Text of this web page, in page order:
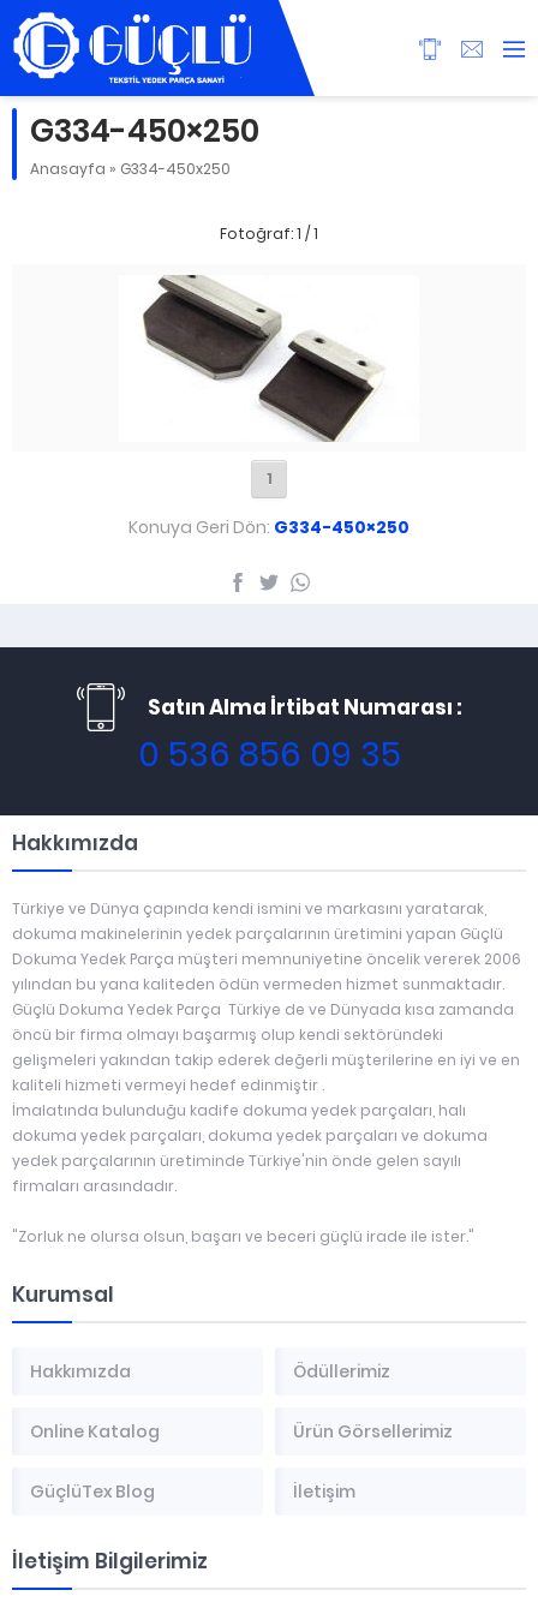
G334-450×250
Anasayfa » G334-450x250
Fotoğraf: 1 / 1
1
Konuya Geri Dön: G334-450×250
Satın Alma İrtibat Numarası :
0 536 856 09 35
Hakkımızda
Türkiye ve Dünya çapında kendi ismini ve markasını yaratarak,
dokuma makinelerinin yedek parçalarının üretimini yapan Güçlü
Dokuma Yedek Parça müşteri memnuniyetine öncelik vererek 2006
yılından bu yana kaliteden ödün vermeden hizmet sunmaktadır.
Güçlü Dokuma Yedek Parça Türkiye de ve Dünyada kısa zamanda
öncü bir firma olmayı başarmış olup kendi sektöründeki
gelişmeleri yakından takip ederek değerli müşterilerine en iyi ve en
kaliteli hizmeti vermeyi hedef edinmiştir .
İmalatında bulunduğu kadife dokuma yedek parçaları, halı
dokuma yedek parçaları, dokuma yedek parçaları ve dokuma
yedek parçalarının üretiminde Türkiye'nin önde gelen sayılı
firmaları arasındadır.
"Zorluk ne olursa olsun, başarı ve beceri güçlü irade ile ister."
Kurumsal
Hakkımızda Ödüllerimiz
Online Katalog Ürün Görsellerimiz
GüçlüTex Blog İletişim
İletişim Bilgilerimiz